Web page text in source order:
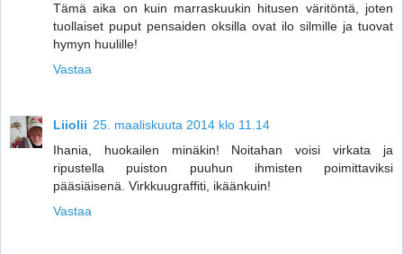
Tämä aika on kuin marraskuukin hitusen väritöntä, joten
tuollaiset puput pensaiden oksilla ovat ilo silmille ja tuovat
hymyn huulille!
Vastaa
Liiolii 25. maaliskuuta 2014 klo 11.14
Ihania, huokailen minäkin! Noitahan voisi virkata ja
ripustella puiston puuhun ihmisten poimittaviksi
pääsiäisenä. Virkkuugraffiti, ikäänkuin!
Vastaa